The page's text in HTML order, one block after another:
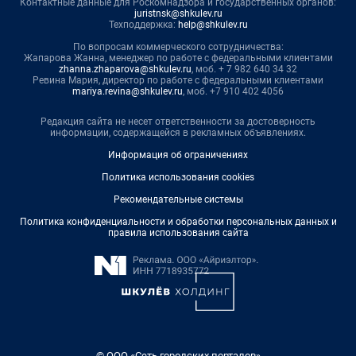
Контактные данные для Роскомнадзора и государственных органов:
juristnsk@shkulev.ru
Техподдержка: help@shkulev.ru
По вопросам коммерческого сотрудничества:
Жапарова Жанна, менеджер по работе с федеральными клиентами
zhanna.zhaparova@shkulev.ru, моб. + 7 982 640 34 32
Ревина Мария, директор по работе с федеральными клиентами
mariya.revina@shkulev.ru, моб. +7 910 402 4056
Редакция сайта не несет ответственности за достоверность
информации, содержащейся в рекламных объявлениях.
Информация об ограничениях
Политика использования cookies
Рекомендательные системы
Политика конфиденциальности и обработки персональных данных и
правила использования сайта